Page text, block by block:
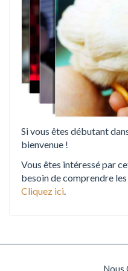
Si vous êtes débutant
bienvenue !
Vous êtes intéressé par
besoin de comprendre
Cliquez ici
Nous